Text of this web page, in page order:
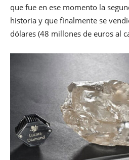
que fue en ese momento la
historia y que finalmente se
dólares (48 millones de euros al